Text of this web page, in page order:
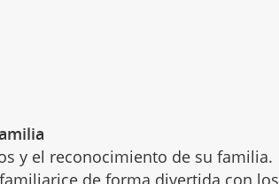
y el reconocimiento de su familia.